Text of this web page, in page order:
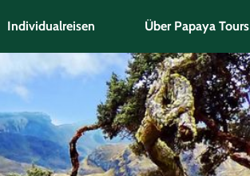
Individualreisen Über Papaya Tours